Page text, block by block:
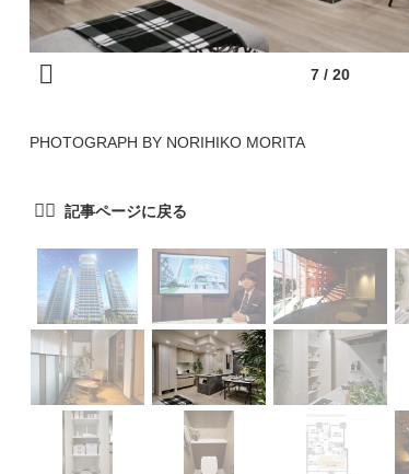
PHOTOGRAPH BY NORIHIKO MORITA